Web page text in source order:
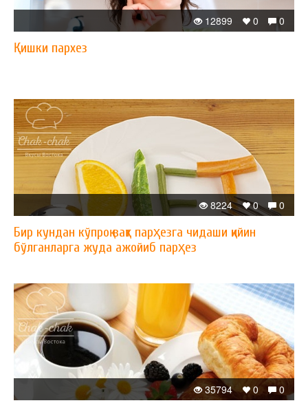
0
0
12899
Қишки пархез
0
0
8224
Бир кундан кўпроқ вақт парҳезга чидаши қийин
бўлганларга жуда ажойиб парҳез
0
0
35794